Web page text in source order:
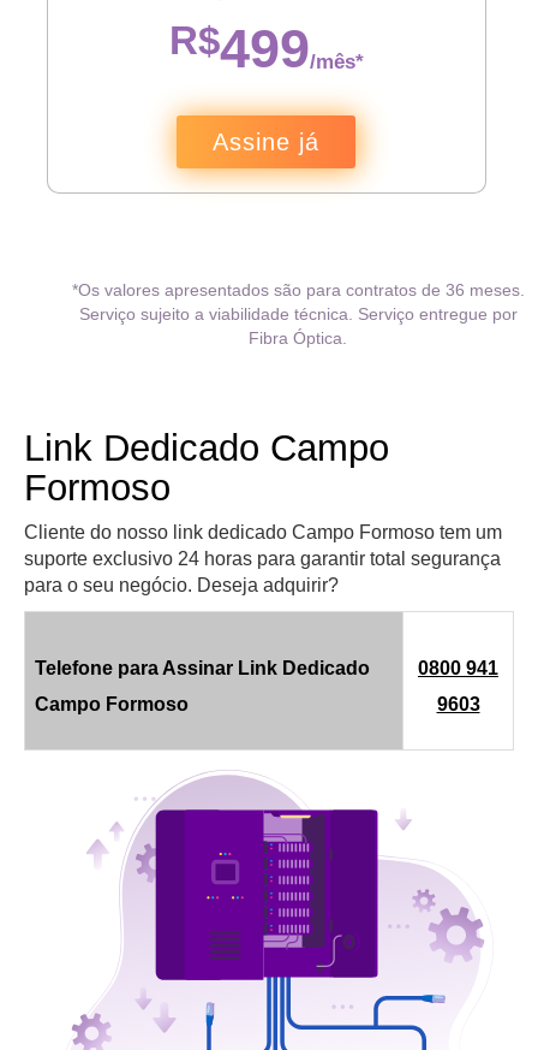
R$499/mês*
Assine já
*Os valores apresentados são para contratos de 36 meses.
Serviço sujeito a viabilidade técnica. Serviço entregue por
Fibra Óptica.
Link Dedicado Campo
Formoso
Cliente do nosso link dedicado Campo Formoso tem um
suporte exclusivo 24 horas para garantir total segurança
para o seu negócio. Deseja adquirir?
Telefone para Assinar Link Dedicado
Campo Formoso
0800 941
9603